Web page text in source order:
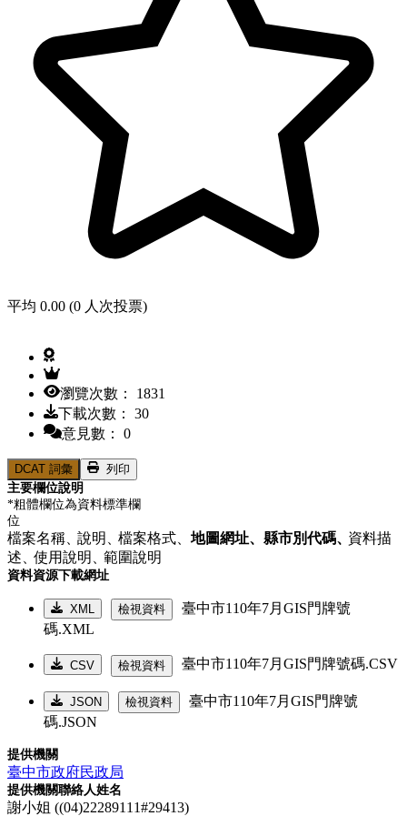
平均 0.00 (0 人次投票)
瀏覽次數： 1831
下載次數： 30
意見數： 0
DCAT 詞彙
列印
主要欄位說明
*粗體欄位為資料標準欄
位
檔案名稱、說明、檔案格式、 地圖網址、 縣市別代碼、資料描
述、使用說明、範圍說明
資料資源下載網址
XML 檢視資料
臺中市110年7月GIS門牌號
碼.XML
CSV 檢視資料 臺中市110年7月GIS門牌號碼.CSV
JSON 檢視資料
臺中市110年7月GIS門牌號
碼.JSON
提供機關
臺中市政府民政局
提供機關聯絡人姓名
謝小姐 ((04)22289111#29413)